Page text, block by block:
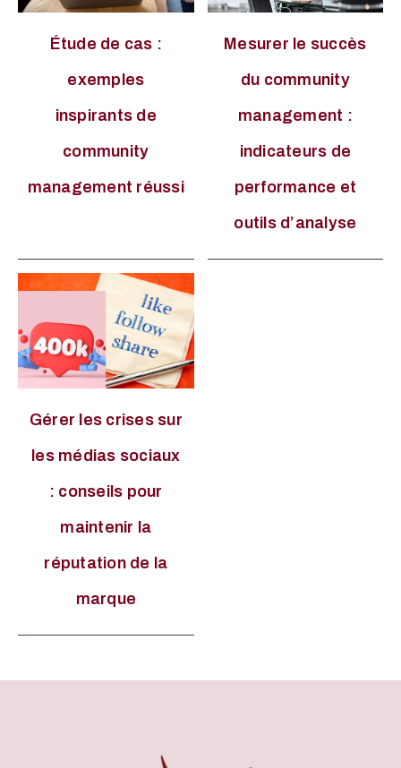
Étude de cas :
exemples
inspirants de
community
management réussi
Mesurer le succès
du community
management :
indicateurs de
performance et
outils d’analyse
Gérer les crises sur
les médias sociaux
: conseils pour
maintenir la
réputation de la
marque